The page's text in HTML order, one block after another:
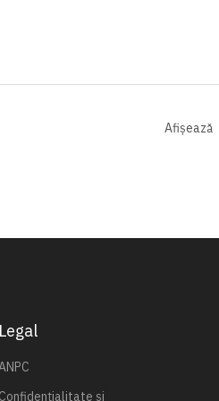
Afișează
Legal
Confidențialitate și